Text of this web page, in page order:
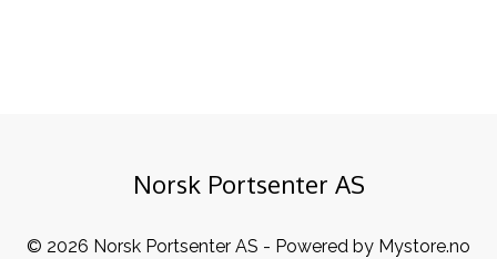
Norsk Portsenter AS
© 2026 Norsk Portsenter AS - Powered by Mystore.no